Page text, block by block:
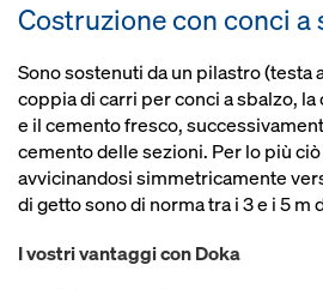
Costruzione con conci a
Sono sostenuti da un pilastro (testa
coppia di carri per conci a sbalzo,
e il cemento fresco,
cemento delle sezioni. Per lo più
avvicinandosi simmetricamente
di getto sono di norma tra i 3 e i 5 m
I vostri vantaggi con Doka